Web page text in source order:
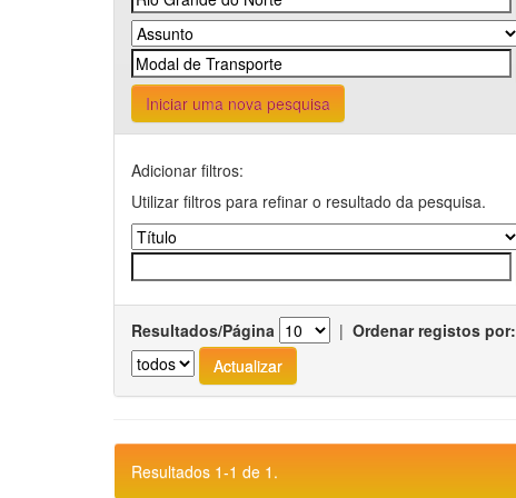
Iniciar uma nova pesquisa
Adicionar filtros:
Utilizar filtros para refinar o resultado da pesquisa.
Resultados/Página | Ordenar registos por:
Resultados 1-1 de 1.